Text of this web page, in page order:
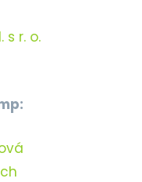
s r. o.